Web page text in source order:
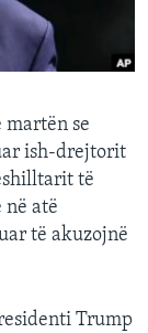
martën se
ish-drejtorit
të
në atë
të akuzojnë
Trump